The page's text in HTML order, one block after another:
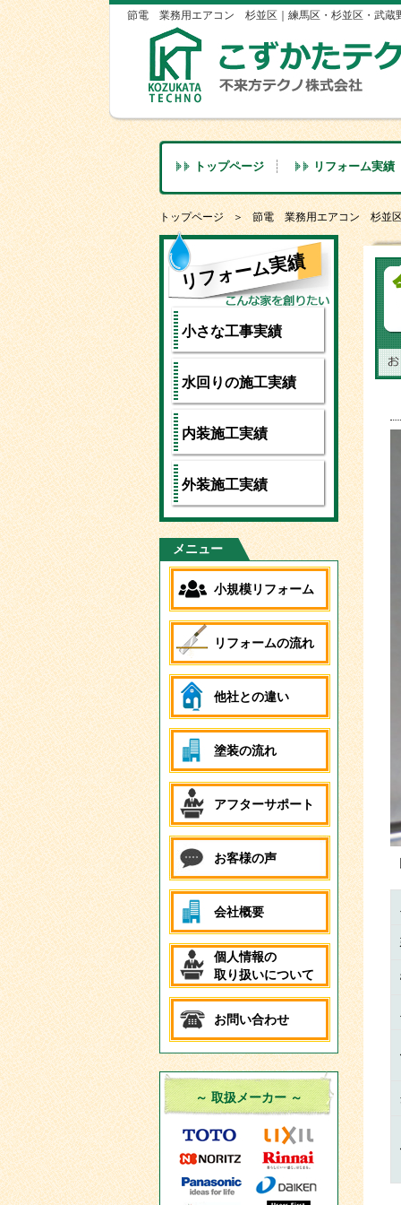
節電 業務用エアコン 杉並区｜練馬区・杉並区・武蔵
トップページ リフォーム実績
トップページ 節電 業務用エアコン 杉並
リフォーム実績
小さな工事実績
水回りの施工実績
内装施工実績
外装施工実績
メニュー
小規模リフォーム
リフォームの流れ
他社との違い
塗装の流れ
アフターサポート
お客様の声
会社概要
個人情報の
取り扱いについて
お問い合わせ
～ 取扱メーカー ～